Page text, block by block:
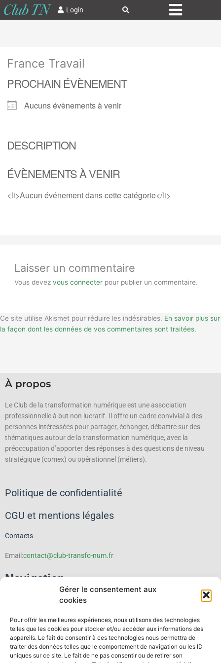
Gérer le consentement aux
cookies
Pour offrir les meilleures expériences, nous utilisons des technologies
telles que les cookies pour stocker et/ou accéder aux informations des
appareils. Le fait de consentir à ces technologies nous permettra de
traiter des données telles que le comportement de navigation ou les ID
uniques sur ce site. Le fait de ne pas consentir ou de retirer son
Login
France Travail
PROCHAIN ÉVÈNEMENT
Aucuns évènements à venir
DESCRIPTION
ÉVÈNEMENTS À VENIR
<li>Aucun événement dans cette catégorie</li>
Laisser un commentaire
Vous devezvous connecter pour publier un commentaire.
Ce site utilise Akismet pour réduire les indésirables. En savoir plus sur
la façon dont les données de vos commentaires sont traitées.
À propos
Le Club de la transformation numérique est une association
professionnelle à but non lucratif. Il offre un cadre convivial à des
personnes intéressées pour partager, échanger, débattre sur des
thématiques autour de la transformation numérique, avec la
préoccupation d’apporter des réponses à des questions de niveau
stratégique (comex) ou opérationnel (métiers).
Politique de confidentialité
CGU et mentions légales
Contacts
Email:contact@club-transfo-num.fr
Navigation
Événements
Thematiques